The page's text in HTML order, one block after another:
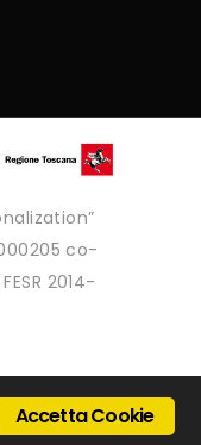
co-
2014-
i diritti
Accetta Cookie